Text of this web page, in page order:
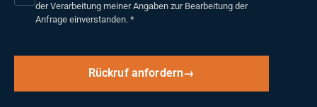
der Verarbeitung meiner Angaben zur Bearbeitung der
Anfrage einverstanden. *
Rückruf anfordern